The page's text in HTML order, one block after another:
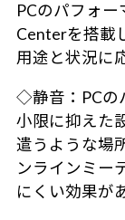
PCのパフォ
Centerを搭載
用途と状況に
◇静音：PCの
小限に抑えた
遣うような場
ンラインミー
にくい効果が